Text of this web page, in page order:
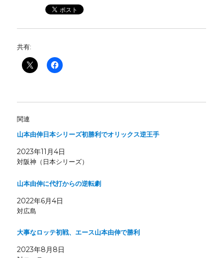
共有:
関連
山本由伸日本シリーズ初勝利でオリックス逆王手
2023年11月4日
対阪神（日本シリーズ）
山本由伸に代打からの逆転劇
2022年6月4日
対広島
大事なロッテ初戦、エース山本由伸で勝利
2023年8月8日